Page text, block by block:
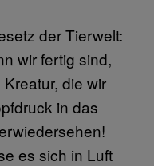
der Tierwelt:
wir fertig sind,
die wir
in das
es sich in Luft